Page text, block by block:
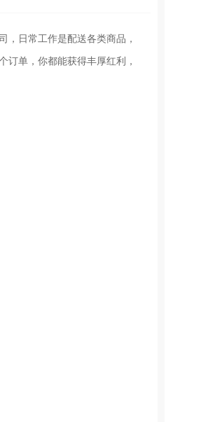
，日常工作是配送各类商品，
单，你都能获得丰厚红利，